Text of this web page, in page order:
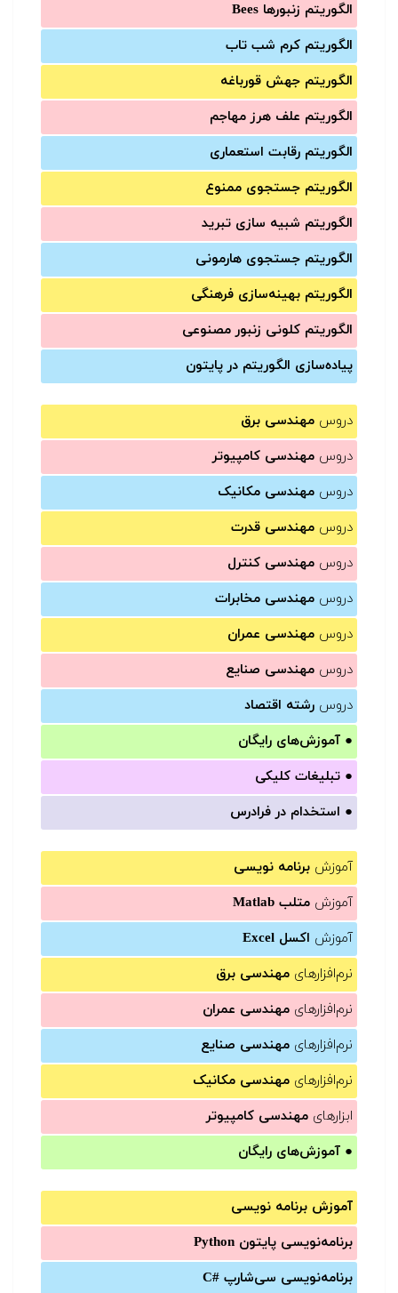
الگوریتم زنبورها Bees
الگوریتم کرم شب تاب
الگوریتم جهش قورباغه
الگوریتم علف هرز مهاجم
الگوریتم رقابت استعماری
الگوریتم جستجوی ممنوع
الگوریتم شبیه سازی تبرید
الگوریتم جستجوی هارمونی
الگوریتم بهینه‌سازی فرهنگی
الگوریتم کلونی زنبور مصنوعی
پیاده‌سازی الگوریتم در پایتون
دروس مهندسی برق
دروس مهندسی کامپیوتر
دروس مهندسی مکانیک
دروس مهندسی قدرت
دروس مهندسی کنترل
دروس مهندسی مخابرات
دروس مهندسی عمران
دروس مهندسی صنایع
دروس رشته اقتصاد
● آموزش‌های رایگان
● تبلیغات کلیکی
● استخدام در فرادرس
آموزش برنامه نویسی
آموزش متلب Matlab
آموزش اکسل Excel
نرم‌افزارهای مهندسی برق
نرم‌افزارهای مهندسی عمران
نرم‌افزارهای مهندسی صنایع
نرم‌افزارهای مهندسی مکانیک
ابزارهای مهندسی کامپیوتر
● آموزش‌های رایگان
آموزش برنامه نویسی
برنامه‌نویسی پایتون Python
برنامه‌‌نویسی سی‌شارپ C#‎